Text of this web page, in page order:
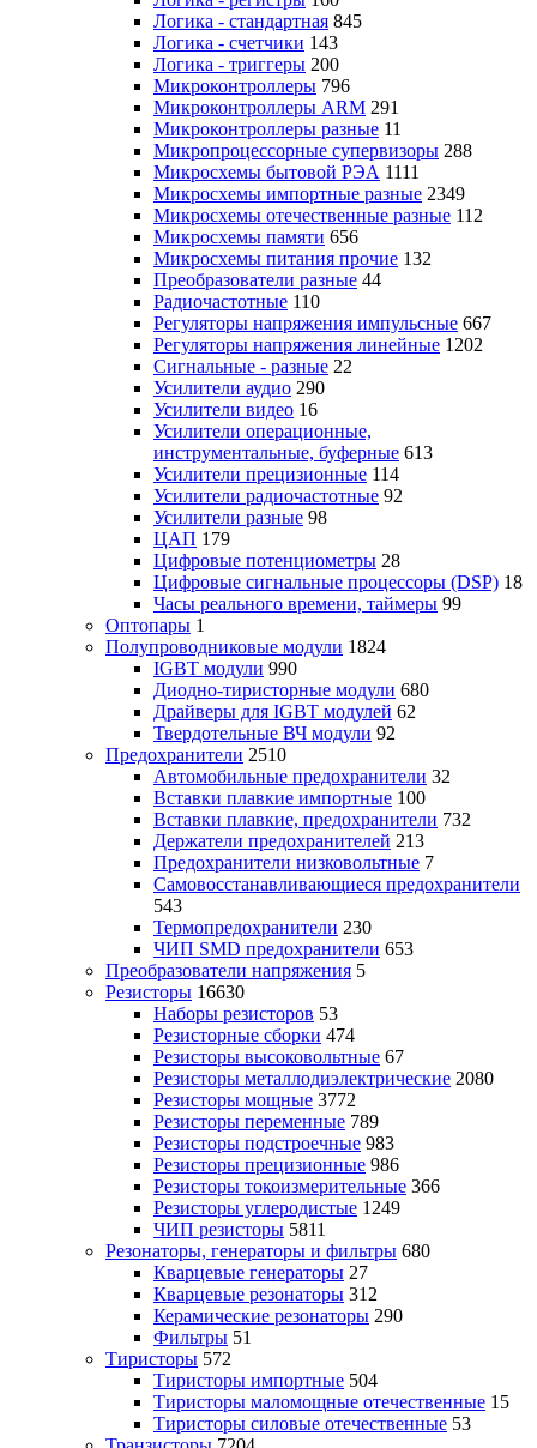
Логика - стандартная 845
Логика - счетчики 143
Логика - триггеры 200
Микроконтроллеры 796
Микроконтроллеры ARM 291
Микроконтроллеры разные 11
Микропроцессорные супервизоры 288
Микросхемы бытовой РЭА 1111
Микросхемы импортные разные 2349
Микросхемы отечественные разные 112
Микросхемы памяти 656
Микросхемы питания прочие 132
Преобразователи разные 44
Радиочастотные 110
Регуляторы напряжения импульсные 667
Регуляторы напряжения линейные 1202
Сигнальные - разные 22
Усилители аудио 290
Усилители видео 16
Усилители операционные,
инструментальные, буферные 613
Усилители прецизионные 114
Усилители радиочастотные 92
Усилители разные 98
ЦАП 179
Цифровые потенциометры 28
Цифровые сигнальные процессоры (DSP) 18
Часы реального времени, таймеры 99
Оптопары 1
Полупроводниковые модули 1824
IGBT модули 990
Диодно-тиристорные модули 680
Драйверы для IGBT модулей 62
Твердотельные ВЧ модули 92
Предохранители 2510
Автомобильные предохранители 32
Вставки плавкие импортные 100
Вставки плавкие, предохранители 732
Держатели предохранителей 213
Предохранители низковольтные 7
Самовосстанавливающиеся предохранители
543
Термопредохранители 230
ЧИП SMD предохранители 653
Преобразователи напряжения 5
Резисторы 16630
Наборы резисторов 53
Резисторные сборки 474
Резисторы высоковольтные 67
Резисторы металлодиэлектрические 2080
Резисторы мощные 3772
Резисторы переменные 789
Резисторы подстроечные 983
Резисторы прецизионные 986
Резисторы токоизмерительные 366
Резисторы углеродистые 1249
ЧИП резисторы 5811
Резонаторы, генераторы и фильтры 680
Кварцевые генераторы 27
Кварцевые резонаторы 312
Керамические резонаторы 290
Фильтры 51
Тиристоры 572
Тиристоры импортные 504
Тиристоры маломощные отечественные 15
Тиристоры силовые отечественные 53